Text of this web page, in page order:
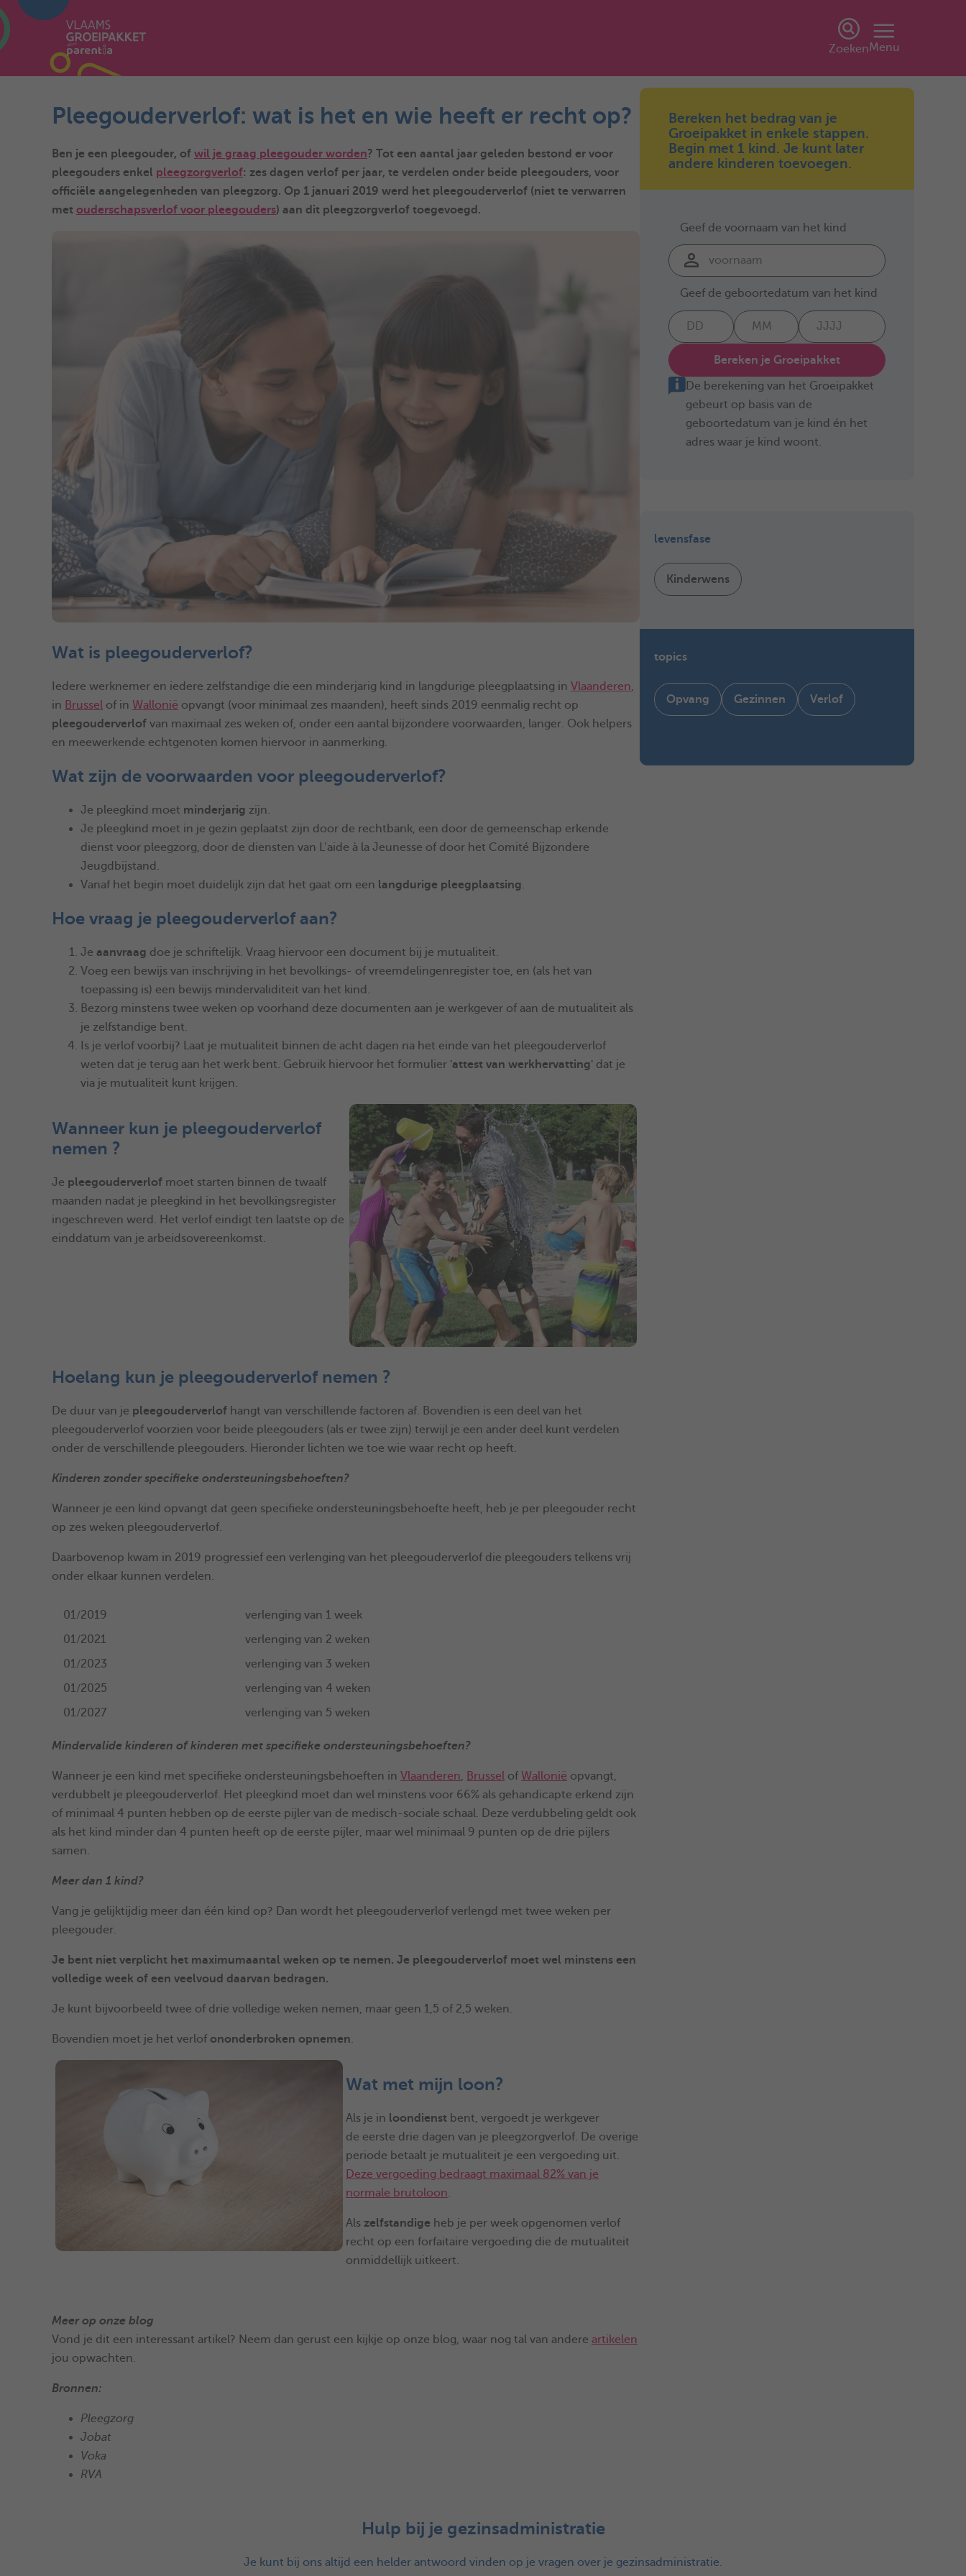
ZoekenMenu
Pleegouderverlof: wat is het en wie heeft er recht op?
Ben je een pleegouder, of wil je graag pleegouder worden? Tot een aantal jaar geleden bestond er voor
pleegouders enkel pleegzorgverlof: zes dagen verlof per jaar, te verdelen onder beide pleegouders, voor
officiële aangelegenheden van pleegzorg. Op 1 januari 2019 werd het pleegouderverlof (niet te verwarren
met ouderschapsverlof voor pleegouders) aan dit pleegzorgverlof toegevoegd.
Wat is pleegouderverlof?
Iedere werknemer en iedere zelfstandige die een minderjarig kind in langdurige pleegplaatsing in Vlaanderen,
in Brussel of in Wallonië opvangt (voor minimaal zes maanden), heeft sinds 2019 eenmalig recht op
pleegouderverlof van maximaal zes weken of, onder een aantal bijzondere voorwaarden, langer. Ook helpers
en meewerkende echtgenoten komen hiervoor in aanmerking.
Wat zijn de voorwaarden voor pleegouderverlof?
Je pleegkind moet minderjarig zijn.
Je pleegkind moet in je gezin geplaatst zijn door de rechtbank, een door de gemeenschap erkende
dienst voor pleegzorg, door de diensten van L’aide à la Jeunesse of door het Comité Bijzondere
Jeugdbijstand.
Vanaf het begin moet duidelijk zijn dat het gaat om een langdurige pleegplaatsing.
Hoe vraag je pleegouderverlof aan?
Je aanvraag doe je schriftelijk. Vraag hiervoor een document bij je mutualiteit.
Voeg een bewijs van inschrijving in het bevolkings- of vreemdelingenregister toe, en (als het van
toepassing is) een bewijs mindervaliditeit van het kind.
Bezorg minstens twee weken op voorhand deze documenten aan je werkgever of aan de mutualiteit als
je zelfstandige bent.
Is je verlof voorbij? Laat je mutualiteit binnen de acht dagen na het einde van het pleegouderverlof
weten dat je terug aan het werk bent. Gebruik hiervoor het formulier 'attest van werkhervatting' dat je
via je mutualiteit kunt krijgen.
Wanneer kun je pleegouderverlof
nemen ?
Je pleegouderverlof moet starten binnen de twaalf
maanden nadat je pleegkind in het bevolkingsregister
ingeschreven werd. Het verlof eindigt ten laatste op de
einddatum van je arbeidsovereenkomst.
Hoelang kun je pleegouderverlof nemen ?
De duur van je pleegouderverlof hangt van verschillende factoren af. Bovendien is een deel van het
pleegouderverlof voorzien voor beide pleegouders (als er twee zijn) terwijl je een ander deel kunt verdelen
onder de verschillende pleegouders. Hieronder lichten we toe wie waar recht op heeft.
Kinderen zonder specifieke ondersteuningsbehoeften?
Wanneer je een kind opvangt dat geen specifieke ondersteuningsbehoefte heeft, heb je per pleegouder recht
op zes weken pleegouderverlof.
Daarbovenop kwam in 2019 progressief een verlenging van het pleegouderverlof die pleegouders telkens vrij
onder elkaar kunnen verdelen.
01/2019
verlenging van 1 week
01/2021
verlenging van 2 weken
01/2023
verlenging van 3 weken
01/2025
verlenging van 4 weken
01/2027
verlenging van 5 weken
Mindervalide kinderen of kinderen met specifieke ondersteuningsbehoeften?
Wanneer je een kind met specifieke ondersteuningsbehoeften in Vlaanderen, Brussel of Wallonië opvangt,
verdubbelt je pleegouderverlof. Het pleegkind moet dan wel minstens voor 66% als gehandicapte erkend zijn
of minimaal 4 punten hebben op de eerste pijler van de medisch-sociale schaal. Deze verdubbeling geldt ook
als het kind minder dan 4 punten heeft op de eerste pijler, maar wel minimaal 9 punten op de drie pijlers
samen.
Meer dan 1 kind?
Vang je gelijktijdig meer dan één kind op? Dan wordt het pleegouderverlof verlengd met twee weken per
pleegouder.
Je bent niet verplicht het maximumaantal weken op te nemen. Je pleegouderverlof moet wel minstens een
volledige week of een veelvoud daarvan bedragen.
Je kunt bijvoorbeeld twee of drie volledige weken nemen, maar geen 1,5 of 2,5 weken.
Bovendien moet je het verlof ononderbroken opnemen.
Wat met mijn loon?
Als je in loondienst bent, vergoedt je werkgever
de eerste drie dagen van je pleegzorgverlof. De overige
periode betaalt je mutualiteit je een vergoeding uit.
Deze vergoeding bedraagt maximaal 82% van je
normale brutoloon.
Als zelfstandige heb je per week opgenomen verlof
recht op een forfaitaire vergoeding die de mutualiteit
onmiddellijk uitkeert.
Meer op onze blog
Vond je dit een interessant artikel? Neem dan gerust een kijkje op onze blog, waar nog tal van andere artikelen
jou opwachten.
Bronnen:
Pleegzorg
Jobat
Voka
RVA
Bereken het bedrag van je
Groeipakket in enkele stappen.
Begin met 1 kind. Je kunt later
andere kinderen toevoegen.
Geef de voornaam van het kind
Geef de geboortedatum van het kind
Bereken je Groeipakket
De berekening van het Groeipakket
gebeurt op basis van de
geboortedatum van je kind én het
adres waar je kind woont.
levensfase
Kinderwens
topics
Opvang Gezinnen Verlof
Hulp bij je gezinsadministratie
Je kunt bij ons altijd een helder antwoord vinden op je vragen over je gezinsadministratie.